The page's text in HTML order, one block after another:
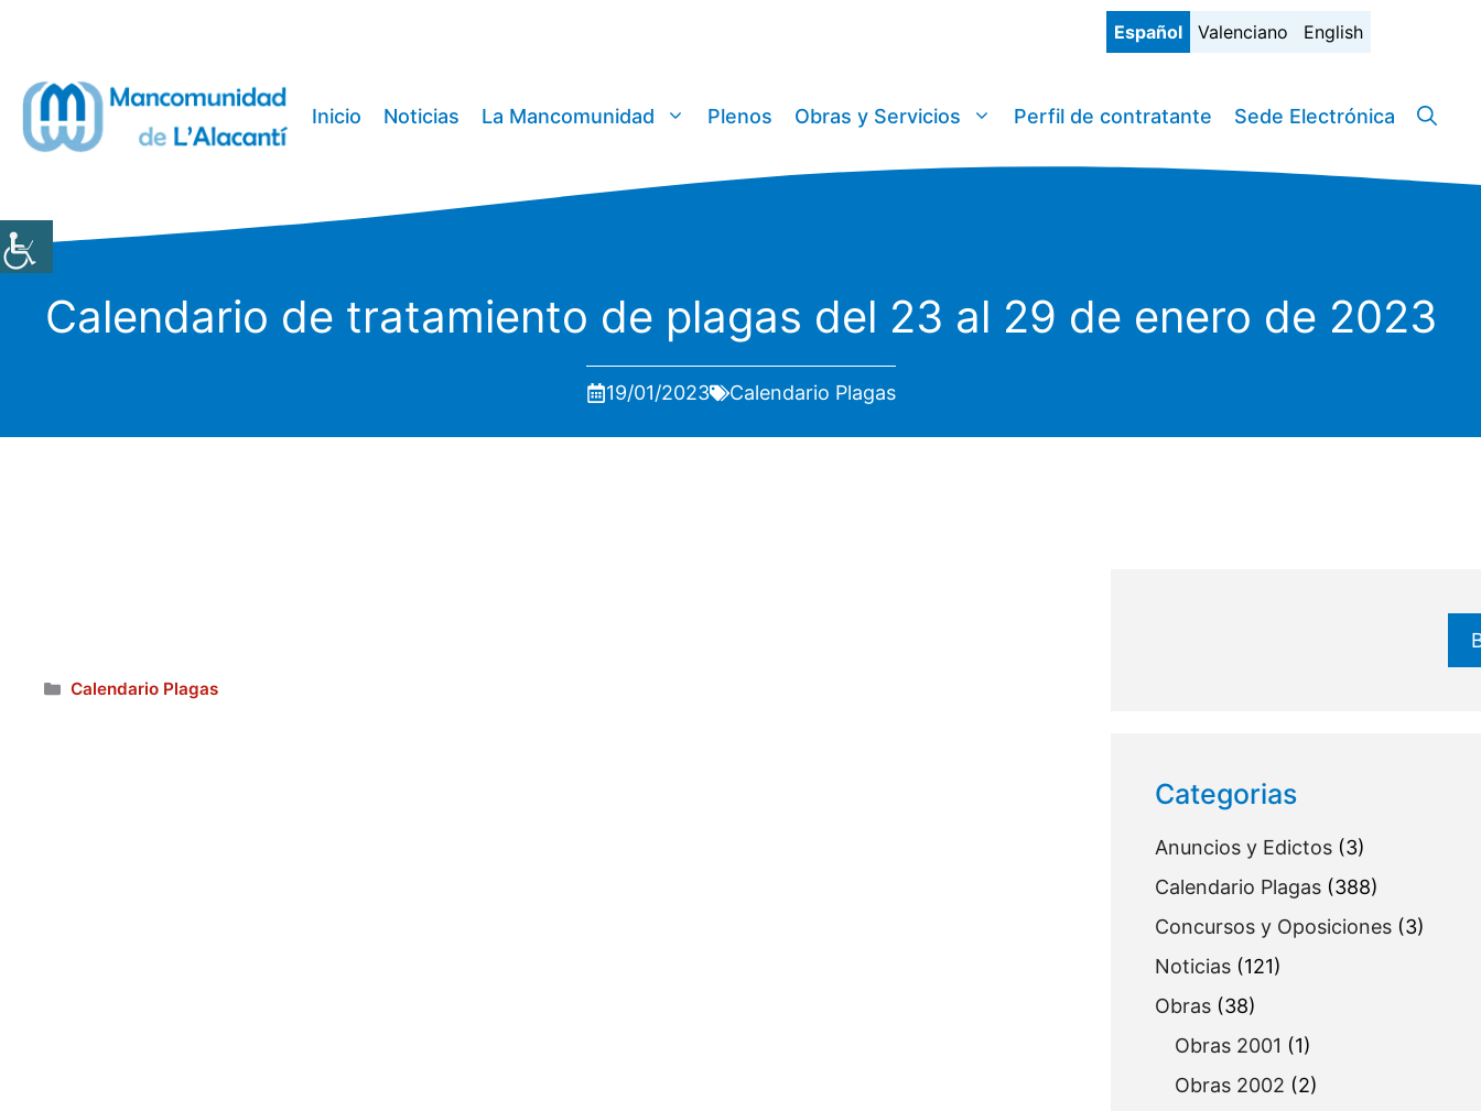
Español Valenciano English
Inicio Noticias La Mancomunidad Plenos Obras y Servicios Perfil de contratante Sede Electrónica
Calendario de tratamiento de plagas del 23 al 29 de enero de 2023
19/01/2023 Calendario Plagas
Categorías
Calendario Plagas
Categorias
Anuncios y Edictos (3)
Calendario Plagas (388)
Concursos y Oposiciones (3)
Noticias (121)
Obras (38)
Obras 2001 (1)
Obras 2002 (2)